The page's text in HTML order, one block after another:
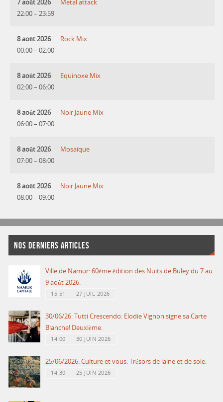
7 août 2026
22:00– 23:59
Metal attack
8 août 2026
00:00– 02:00
Rock Mix
8 août 2026
02:00– 06:00
Equinoxe Mix
8 août 2026
06:00– 07:00
Noir Jaune Mix
8 août 2026
07:00– 08:00
Mosaique
8 août 2026
08:00– 09:00
Noir Jaune Mix
NOS DERNIERS ARTICLES
Ville de Namur: 60ème édition des Nuits de Buley du 7 au
9 août 2026.
15:51 27 JUIL 2026
30/06/26: Tutti Crescendo: Elodie Vignon signe sa Carte
Blanche! Deuxième.
14:00 30 JUIN 2026
25/06/2026: Culture et vous: Trésors de laine et de soie.
14:30 25 JUIN 2026